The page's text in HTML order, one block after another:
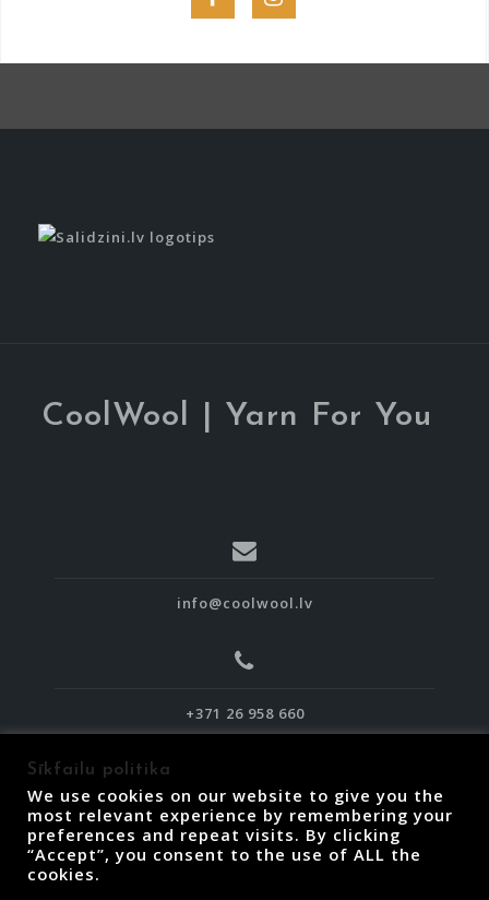
CoolWool | Yarn For You
info@coolwool.lv
+371 26 958 660
Sīkfailu politika
We use cookies on our website to give you the
most relevant experience by remembering your
preferences and repeat visits. By clicking
“Accept”, you consent to the use of ALL the
cookies.